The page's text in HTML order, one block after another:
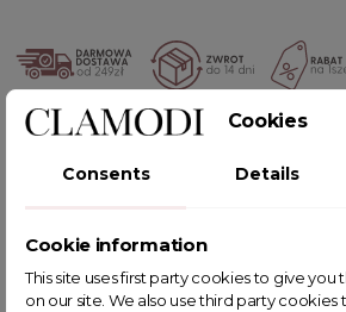
POWIĄZANE TAGI
YOU MIGHT
Cookies
Consents Details
Cookie information
This site uses first party cookies to give
on our site. We also use third party